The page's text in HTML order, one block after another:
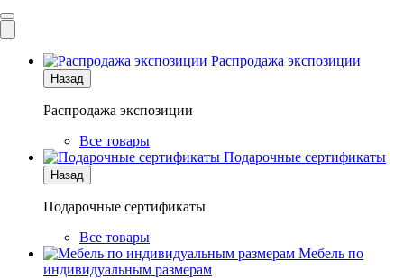
Распродажа экспозиции
Назад
Распродажа экспозиции
Все товары
Подарочные сертификаты
Назад
Подарочные сертификаты
Все товары
Мебель по
индивидуальным размерам